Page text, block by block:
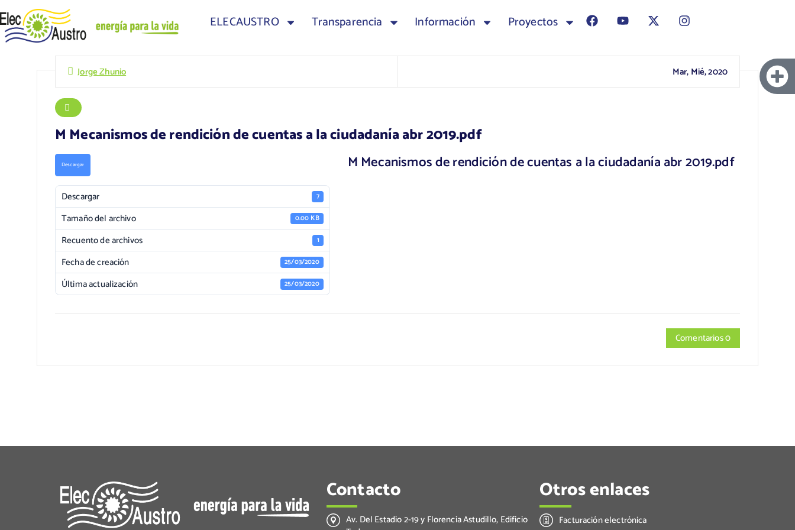
ELECAUSTRO Transparencia Información Proyectos
Jorge Zhunio Mar, Mié, 2020
M Mecanismos de rendición de cuentas a la ciudadanía abr 2019.pdf
Descargar
Descargar 7
Tamaño del archivo 0.00 KB
Recuento de archivos 1
Fecha de creación 25/03/2020
Última actualización 25/03/2020
M Mecanismos de rendición de cuentas a la ciudadanía abr 2019.pdf
Comentarios 0
Contacto
Av. Del Estadio 2-19 y Florencia Astudillo, Edificio
Otros enlaces
Facturación electrónica